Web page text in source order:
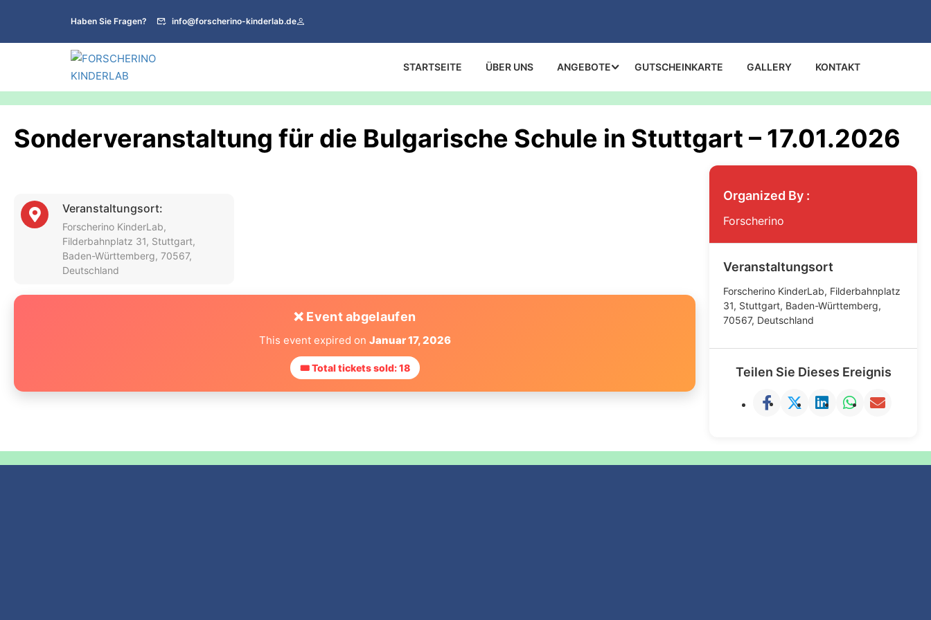
Haben Sie Fragen? info@forscherino-kinderlab.de
STARTSEITE ÜBER UNS ANGEBOTE GUTSCHEINKARTE GALLERY KONTAKT
Sonderveranstaltung für die Bulgarische Schule in Stuttgart – 17.01.2026
Veranstaltungsort:
Forscherino KinderLab,
Filderbahnplatz 31, Stuttgart,
Baden-Württemberg, 70567,
Deutschland
❌ Event abgelaufen
This event expired on Januar 17, 2026
🎟 Total tickets sold: 18
Organized By :
Forscherino
Veranstaltungsort
Forscherino KinderLab, Filderbahnplatz
31, Stuttgart, Baden-Württemberg,
70567, Deutschland
Teilen Sie Dieses Ereignis